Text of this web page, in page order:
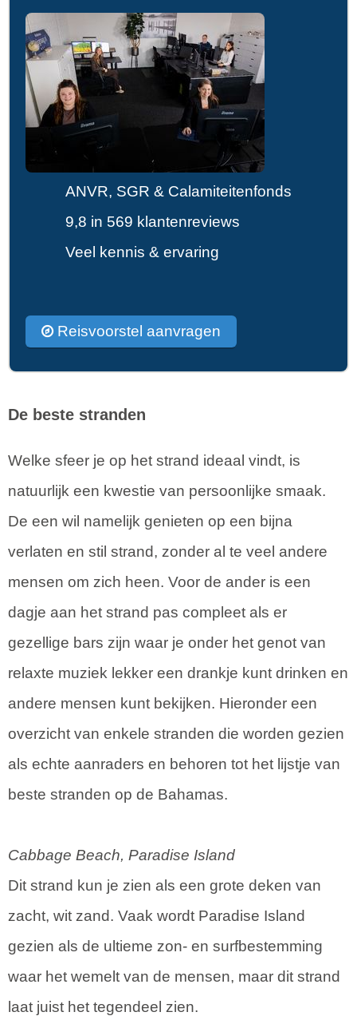
ANVR, SGR & Calamiteitenfonds
9,8 in 569 klantenreviews
Veel kennis & ervaring
Reisvoorstel aanvragen
De beste stranden
Welke sfeer je op het strand ideaal vindt, is
natuurlijk een kwestie van persoonlijke smaak.
De een wil namelijk genieten op een bijna
verlaten en stil strand, zonder al te veel andere
mensen om zich heen. Voor de ander is een
dagje aan het strand pas compleet als er
gezellige bars zijn waar je onder het genot van
relaxte muziek lekker een drankje kunt drinken en
andere mensen kunt bekijken. Hieronder een
overzicht van enkele stranden die worden gezien
als echte aanraders en behoren tot het lijstje van
beste stranden op de Bahamas.
Cabbage Beach, Paradise Island
Dit strand kun je zien als een grote deken van
zacht, wit zand. Vaak wordt Paradise Island
gezien als de ultieme zon- en surfbestemming
waar het wemelt van de mensen, maar dit strand
laat juist het tegendeel zien.